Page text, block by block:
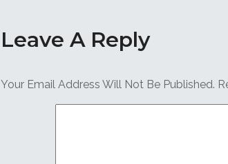
Leave A Reply
Your Email Address Will Not Be Published.